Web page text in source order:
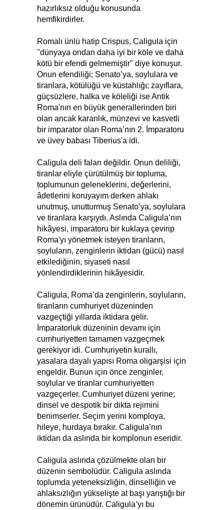
hazırlıksız olduğu konusunda
hemfikirdirler.
Romalı ünlü hatip Crispus, Caligula için
"dünyaya ondan daha iyi bir köle ve daha
kötü bir efendi gelmemiştir" diye konuşur.
Onun efendiliği; Senato’ya, soylulara ve
tiranlara, kötülüğü ve küstahlığı; zayıflara,
güçsüzlere, halka ve köleliği ise Antik
Roma'nın en büyük generallerinden biri
olan ancak karanlık, münzevi ve kasvetli
bir imparator olan Roma’nın 2. İmparatoru
ve üvey babası Tiberius'a idi.
Caligula deli falan değildir. Onun deliliği,
tiranlar eliyle çürütülmüş bir topluma,
toplumunun geleneklerini, değerlerini,
âdetlerini koruyayım derken ahlakı
unutmuş, unutturmuş Senato’ya, soylulara
ve tiranlara karşıydı. Aslında Caligula’nın
hikâyesi, imparatoru bir kuklaya çevirip
Roma'yı yönetmek isteyen tiranların,
soyluların, zenginlerin iktidarı (gücü) nasıl
etkilediğinin, siyaseti nasıl
yönlendirdiklerinin hikâyesidir.
Caligula, Roma’da zenginlerin, soyluların,
tiranların cumhuriyet düzeninden
vazgeçtiği yıllarda iktidara gelir.
İmparatorluk düzeninin devamı için
cumhuriyetten tamamen vazgeçmek
gerekiyor idi. Cumhuriyetin kurallı,
yasalara dayalı yapısı Roma oligarşisi için
engeldir. Bunun için önce zenginler,
soylular ve tiranlar cumhuriyetten
vazgeçerler. Cumhuriyet düzeni yerine;
dinsel ve despotik bir dikta rejimini
benimserler. Seçim yerini komploya,
hileye, hurdaya bırakır. Caligula’nın
iktidarı da aslında bir komplonun eseridir.
Caligula aslında çözülmekte olan bir
düzenin sembolüdür. Caligula aslında
toplumda yeteneksizliğin, dinselliğin ve
ahlaksızlığın yükselişte at başı yarıştığı bir
dönemin ürünüdür. Caligula’yı bu